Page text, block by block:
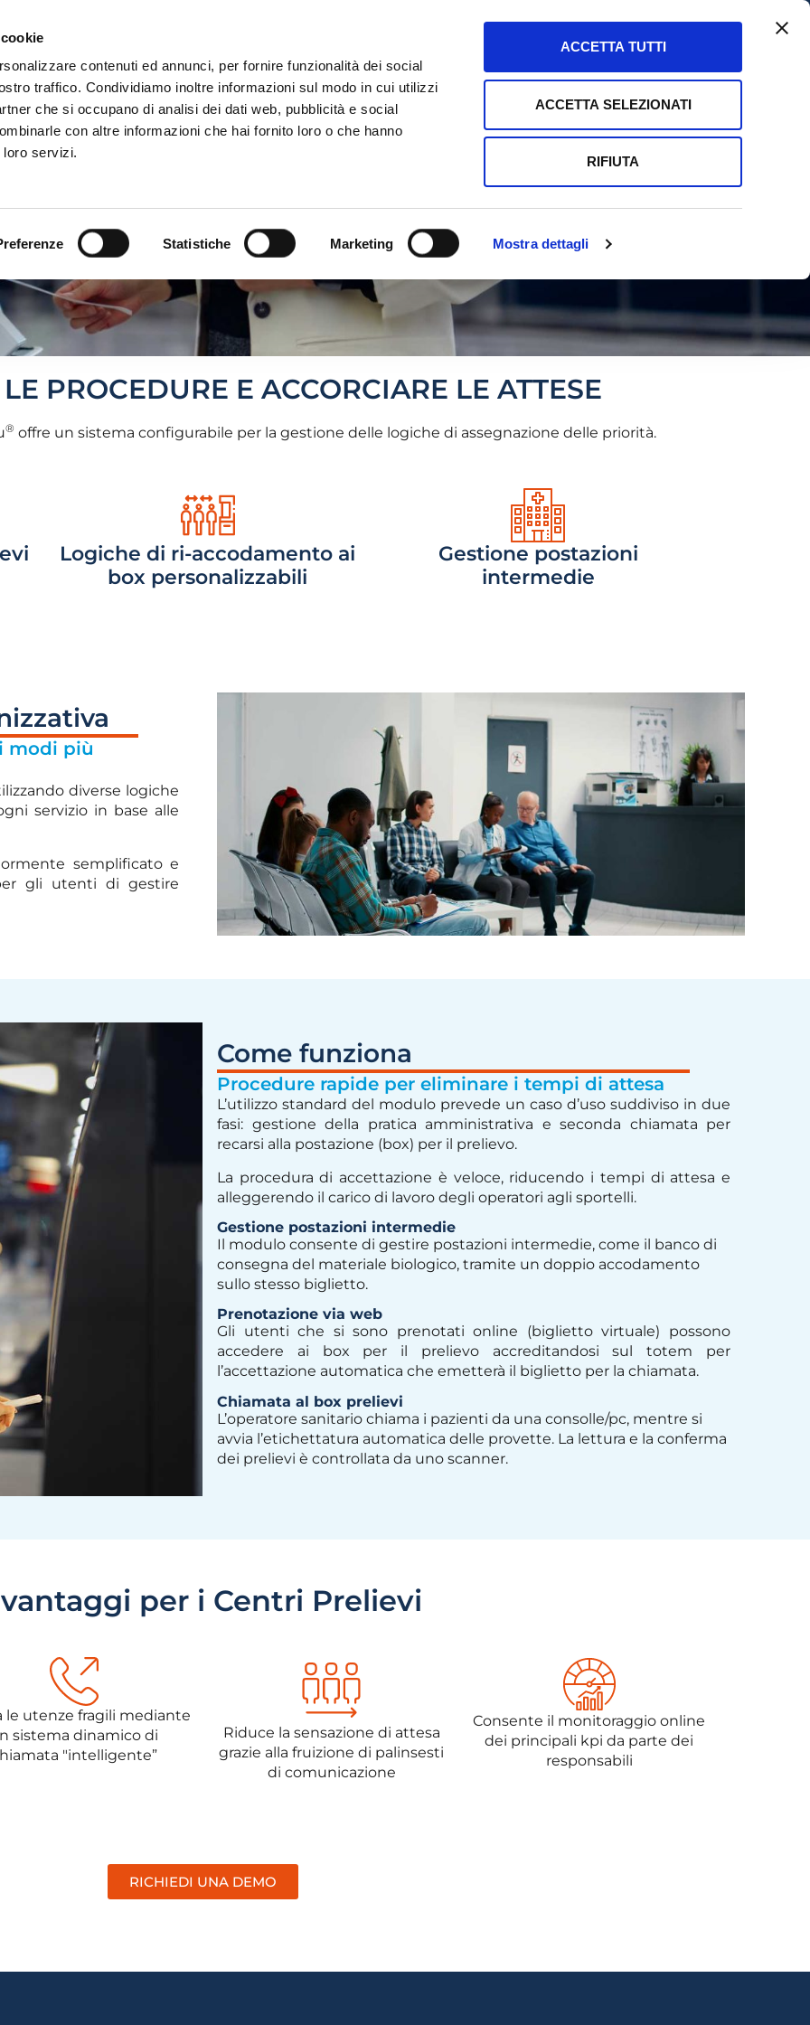
contenuti ed annunci, per fornire funzionalità dei social
traffico. Condividiamo inoltre informazioni sul modo in cui utilizzi
che si occupano di analisi dei dati web, pubblicità e social
con altre informazioni che hai fornito loro o che hanno
servizi.
Statistiche Marketing Mostra dettagli
ACCETTA TUTTI
ACCETTA SELEZIONATI
RIFIUTA
IT EN
ASSISTENZA
MR-YOU® TOUCHPOINT SERVIZI RICHIEDI DEMO
PROCEDURE E ACCORCIARE LE ATTESE
® offre un sistema configurabile per la gestione delle logiche di assegnazione delle priorità.
Logiche di ri-accodamento ai
box personalizzabili
Gestione postazioni
intermedie
modi più
diverse logiche
servizio in base alle
semplificato e
gli utenti di gestire
Come funziona
Procedure rapide per eliminare i tempi di attesa
L’utilizzo standard del modulo prevede un caso d’uso suddiviso in due
fasi: gestione della pratica amministrativa e seconda chiamata per
recarsi alla postazione (box) per il prelievo.
La procedura di accettazione è veloce, riducendo i tempi di attesa e
alleggerendo il carico di lavoro degli operatori agli sportelli.
Gestione postazioni intermedie
Il modulo consente di gestire postazioni intermedie, come il banco di
consegna del materiale biologico, tramite un doppio accodamento
sullo stesso biglietto.
Prenotazione via web
Gli utenti che si sono prenotati online (biglietto virtuale) possono
accedere ai box per il prelievo accreditandosi sul totem per
l’accettazione automatica che emetterà il biglietto per la chiamata.
Chiamata al box prelievi
L’operatore sanitario chiama i pazienti da una consolle/pc, mentre si
avvia l’etichettatura automatica delle provette. La lettura e la conferma
dei prelievi è controllata da uno scanner.
per i Centri Prelievi
le utenze fragili mediante
sistema dinamico di
"intelligente”
Riduce la sensazione di attesa
grazie alla fruizione di palinsesti
di comunicazione
Consente il monitoraggio online
dei principali kpi da parte dei
responsabili
RICHIEDI UNA DEMO